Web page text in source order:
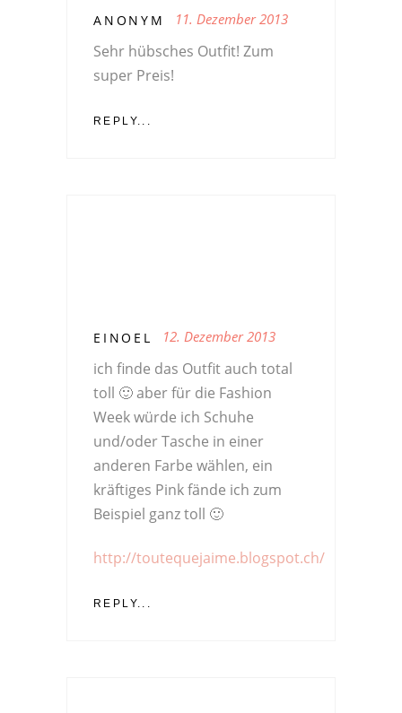
ANONYM 11. Dezember 2013
Sehr hübsches Outfit! Zum
super Preis!
REPLY...
EINOEL 12. Dezember 2013
ich finde das Outfit auch total
toll 🙂 aber für die Fashion
Week würde ich Schuhe
und/oder Tasche in einer
anderen Farbe wählen, ein
kräftiges Pink fände ich zum
Beispiel ganz toll 🙂
http://toutequejaime.blogspot.ch/
REPLY...